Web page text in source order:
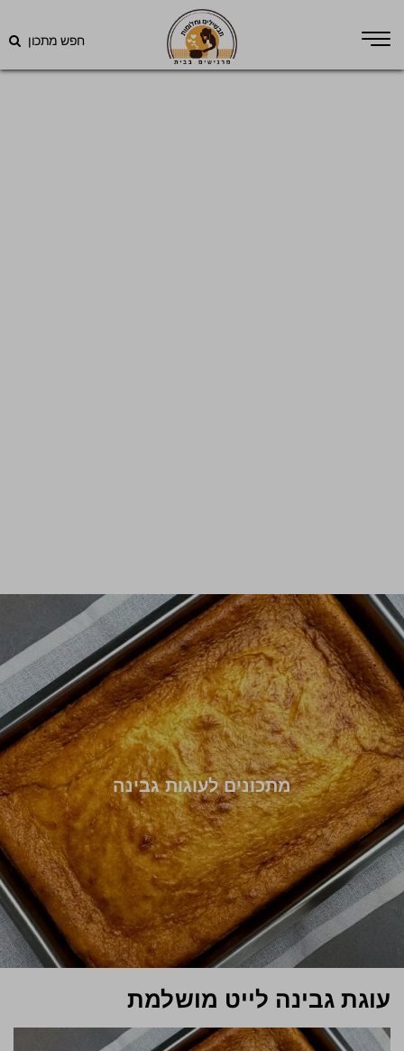
חפש מתכון
מתכונים לעוגות גבינה
עוגת גבינה לייט מושלמת